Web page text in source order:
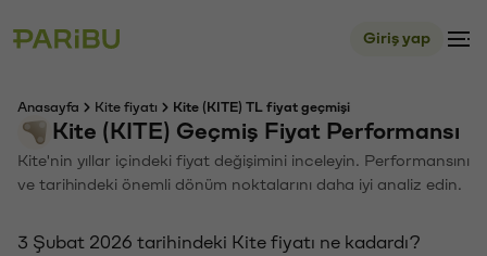
Giriş yap
Anasayfa Kite fiyatı Kite (KITE) TL fiyat geçmişi
Kite (KITE) Geçmiş Fiyat Performansı
Kite'nin yıllar içindeki fiyat değişimini inceleyin. Performansını
ve tarihindeki önemli dönüm noktalarını daha iyi analiz edin.
3 Şubat 2026 tarihindeki Kite fiyatı ne kadardı?